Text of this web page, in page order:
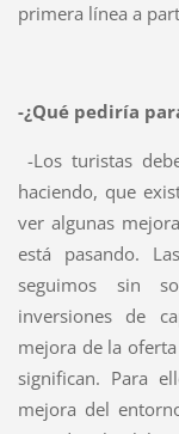
primera línea a
-¿Qué pediría
-Los turistas
haciendo, que
ver algunas
está pasando.
seguimos sin
inversiones de
mejora de la
significan. Para
mejora del